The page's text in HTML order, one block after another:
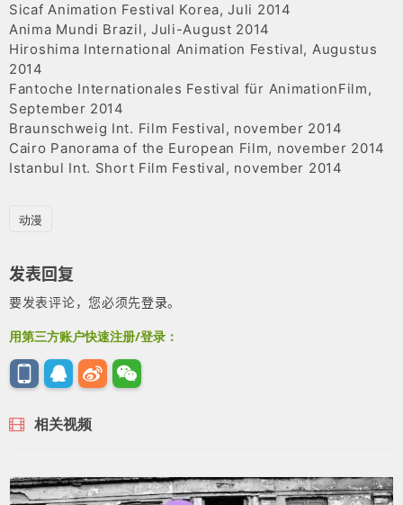
Sicaf Animation Festival Korea, Juli 2014
Anima Mundi Brazil, Juli-August 2014
Hiroshima International Animation Festival, Augustus
2014
Fantoche Internationales Festival für AnimationFilm,
September 2014
Braunschweig Int. Film Festival, november 2014
Cairo Panorama of the European Film, november 2014
Istanbul Int. Short Film Festival, november 2014
动漫
发表回复
要发表评论，您必须先登录。
用第三方账户快速注册/登录：
相关视频